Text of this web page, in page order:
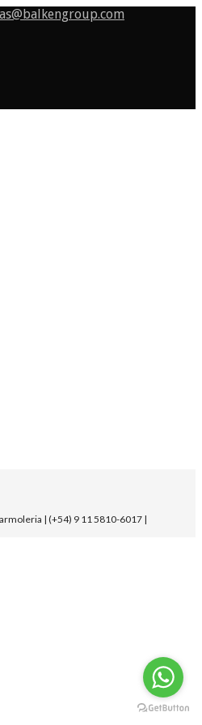
| (+54) 9 11 5810-6017 |